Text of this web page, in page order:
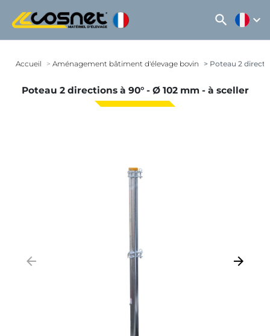
search expand_more
Accueil Aménagement bâtiment d'élevage bovin Poteau 2
Poteau 2 directions à 90° - Ø 102 mm - à sceller
arrow_backward Suivant
arrow_forward